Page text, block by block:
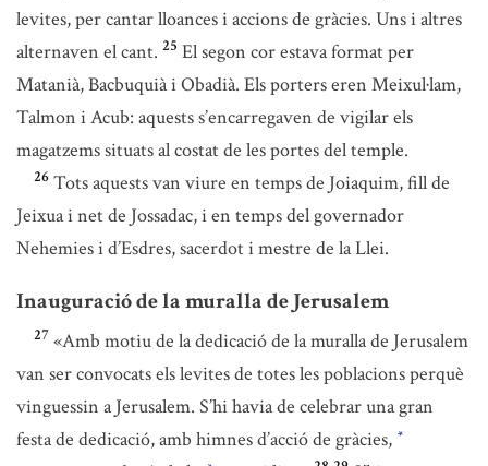
levites, per cantar lloances i accions de gràcies. Uns i altres
alternaven el cant. 25 El segon cor estava format per
Matanià, Bacbuquià i Obadià. Els porters eren Meixul·lam,
Talmon i Acub: aquests s’encarregaven de vigilar els
magatzems situats al costat de les portes del temple.
26 Tots aquests van viure en temps de Joiaquim, fill de
Jeixua i net de Jossadac, i en temps del governador
Nehemies i d’Esdres, sacerdot i mestre de la Llei.
Inauguració de la muralla de Jerusalem
27 «Amb motiu de la dedicació de la muralla de Jerusalem
van ser convocats els levites de totes les poblacions perquè
vinguessin a Jerusalem. S’hi havia de celebrar una gran
festa de dedicació, amb himnes d’acció de gràcies, *